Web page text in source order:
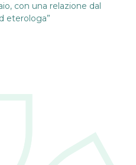
con una relazione dal
eterologa”